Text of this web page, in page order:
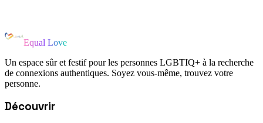
Equal Love
Un espace sûr et festif pour les personnes LGBTIQ+ à la recherche
de connexions authentiques. Soyez vous-même, trouvez votre
personne.
Découvrir